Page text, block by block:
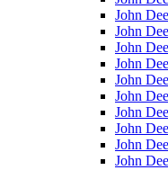
John
John
John
John
John
John
John
John
John
John